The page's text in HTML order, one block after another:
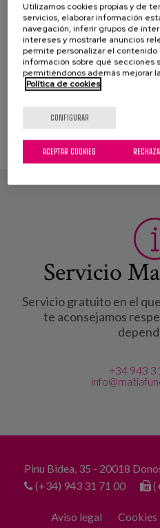
Guardar
Servicio
Servicio gratuito en el
te aconsejamos
+34 943
Pinu Bidea, 35 - 20018
(+34) 943 31 71 00
Aviso legal Cookies
Utilizamos cookies propias y de
servicios, elaborar información
navegación, inferir grupos de
intereses y mostrarle anuncios
permite personalizar el
información sobre qué secciones
permitiéndonos además mejorar
Política de cookies
CONFIGURAR
ACEPTAR COOKIES